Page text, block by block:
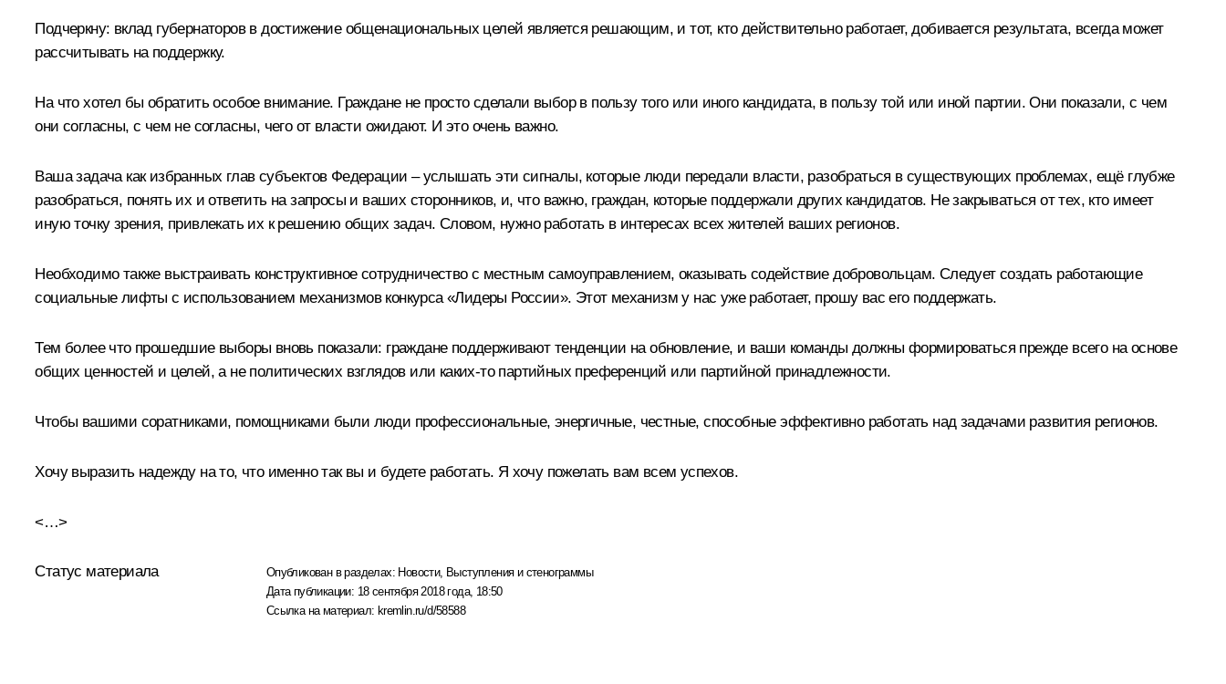
Подчеркну: вклад губернаторов в достижение общенациональных целей является решающим, и тот, кто действительно работает, добивается результата, всегда может
рассчитывать на поддержку.
На что хотел бы обратить особое внимание. Граждане не просто сделали выбор в пользу того или иного кандидата, в пользу той или иной партии. Они показали, с чем
они согласны, с чем не согласны, чего от власти ожидают. И это очень важно.
Ваша задача как избранных глав субъектов Федерации – услышать эти сигналы, которые люди передали власти, разобраться в существующих проблемах, ещё глубже
разобраться, понять их и ответить на запросы и ваших сторонников, и, что важно, граждан, которые поддержали других кандидатов. Не закрываться от тех, кто имеет
иную точку зрения, привлекать их к решению общих задач. Словом, нужно работать в интересах всех жителей ваших регионов.
Необходимо также выстраивать конструктивное сотрудничество с местным самоуправлением, оказывать содействие добровольцам. Следует создать работающие
социальные лифты с использованием механизмов конкурса «Лидеры России». Этот механизм у нас уже работает, прошу вас его поддержать.
Тем более что прошедшие выборы вновь показали: граждане поддерживают тенденции на обновление, и ваши команды должны формироваться прежде всего на основе
общих ценностей и целей, а не политических взглядов или каких‑то партийных преференций или партийной принадлежности.
Чтобы вашими соратниками, помощниками были люди профессиональные, энергичные, честные, способные эффективно работать над задачами развития регионов.
Хочу выразить надежду на то, что именно так вы и будете работать. Я хочу пожелать вам всем успехов.
<…>
Статус материала Опубликован в разделах: Новости, Выступления и стенограммы
Дата публикации: 18 сентября 2018 года, 18:50
Ссылка на материал: kremlin.ru/d/58588